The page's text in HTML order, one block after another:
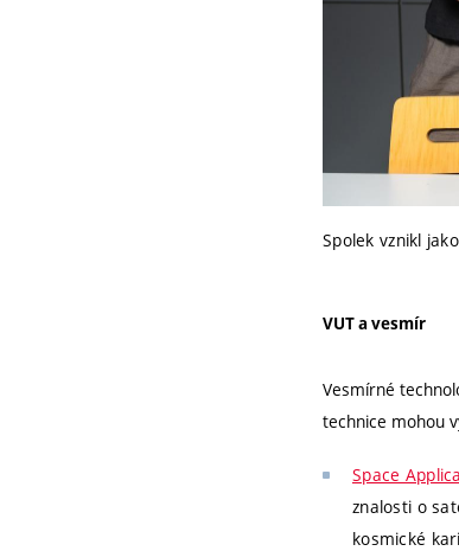
Spolek vznikl
VUT a vesmír
Vesmírné
technice mohou
Space
znalosti o
kosmické